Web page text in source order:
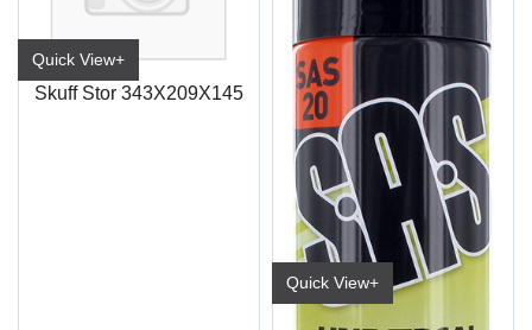
Quick View+
Skuff Stor 343X209X145
Quick View+
Rustløser S.A.S 500ml